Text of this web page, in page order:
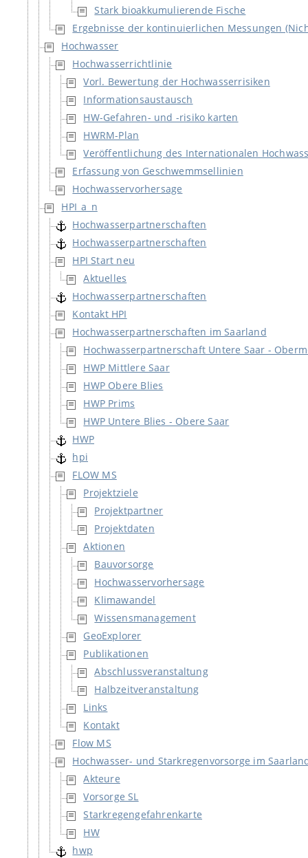
Stark bioakkumulierende Fische
Ergebnisse der kontinuierlichen Messungen
Hochwasser
Hochwasserrichtlinie
Vorl. Bewertung der Hochwasserrisiken
Informationsaustausch
HW-Gefahren- und -risiko karten
HWRM-Plan
Veröffentlichung des Internationalen
Erfassung von Geschwemmsellinien
Hochwasservorhersage
HPI_a_n
Hochwasserpartnerschaften
Hochwasserpartnerschaften
HPI Start neu
Aktuelles
Hochwasserpartnerschaften
Kontakt HPI
Hochwasserpartnerschaften im Saarland
Hochwasserpartnerschaft Untere Saar -
HWP Mittlere Saar
HWP Obere Blies
HWP Prims
HWP Untere Blies - Obere Saar
HWP
hpi
FLOW MS
Projektziele
Projektpartner
Projektdaten
Aktionen
Bauvorsorge
Hochwasservorhersage
Klimawandel
Wissensmanagement
GeoExplorer
Publikationen
Abschlussveranstaltung
Halbzeitveranstaltung
Links
Kontakt
Flow MS
Hochwasser- und Starkregenvorsorge im
Akteure
Vorsorge SL
Starkregengefahrenkarte
HW
hwp